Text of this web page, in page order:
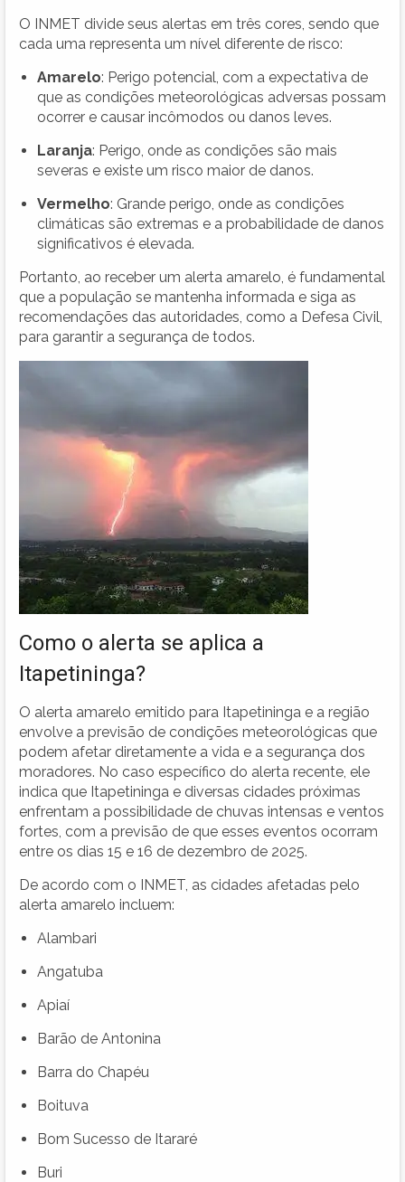
O INMET divide seus alertas em três cores, sendo que
cada uma representa um nível diferente de risco:
Amarelo: Perigo potencial, com a expectativa de
que as condições meteorológicas adversas possam
ocorrer e causar incômodos ou danos leves.
Laranja: Perigo, onde as condições são mais
severas e existe um risco maior de danos.
Vermelho: Grande perigo, onde as condições
climáticas são extremas e a probabilidade de danos
significativos é elevada.
Portanto, ao receber um alerta amarelo, é fundamental
que a população se mantenha informada e siga as
recomendações das autoridades, como a Defesa Civil,
para garantir a segurança de todos.
Como o alerta se aplica a
Itapetininga?
O alerta amarelo emitido para Itapetininga e a região
envolve a previsão de condições meteorológicas que
podem afetar diretamente a vida e a segurança dos
moradores. No caso específico do alerta recente, ele
indica que Itapetininga e diversas cidades próximas
enfrentam a possibilidade de chuvas intensas e ventos
fortes, com a previsão de que esses eventos ocorram
entre os dias 15 e 16 de dezembro de 2025.
De acordo com o INMET, as cidades afetadas pelo
alerta amarelo incluem:
Alambari
Angatuba
Apiaí
Barão de Antonina
Barra do Chapéu
Boituva
Bom Sucesso de Itararé
Buri